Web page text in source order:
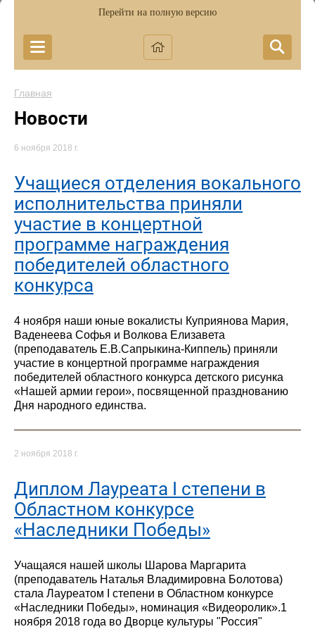
Перейти на полную версию
Главная
Новости
6 ноября 2018 г.
Учащиеся отделения вокального
исполнительства приняли
участие в концертной
программе награждения
победителей областного
конкурса
4 ноября наши юные вокалисты Куприянова Мария,
Ваденеева Софья и Волкова Елизавета
(преподаватель Е.В.Сапрыкина-Киппель) приняли
участие в концертной программе награждения
победителей областного конкурса детского рисунка
«Нашей армии герои», посвященной празднованию
Дня народного единства.
2 ноября 2018 г.
Диплом Лауреата I степени в
Областном конкурсе
«Наследники Победы»
Учащаяся нашей школы Шарова Маргарита
(преподаватель Наталья Владимировна Болотова)
стала Лауреатом I степени в Областном конкурсе
«Наследники Победы», номинация «Видеоролик».1
ноября 2018 года во Дворце культуры "Россия"